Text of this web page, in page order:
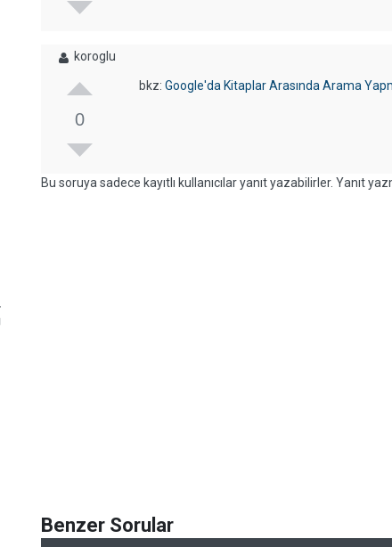
koroglu
0
bkz:Google'da Kitaplar Arasında Arama
Bu soruya sadece kayıtlı kullanıcılar yanıt yazabilirler. Yanıt
Benzer Sorular